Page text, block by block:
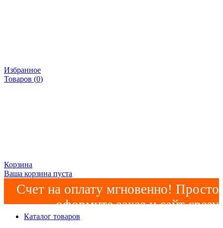
Избранное
Товаров (0)
Корзина
Ваша корзина пуста
Счет на оплату мгновенно! Просто
оформите заказ и сайт сразу
сформирует счет! Минимальная
Каталог товаров